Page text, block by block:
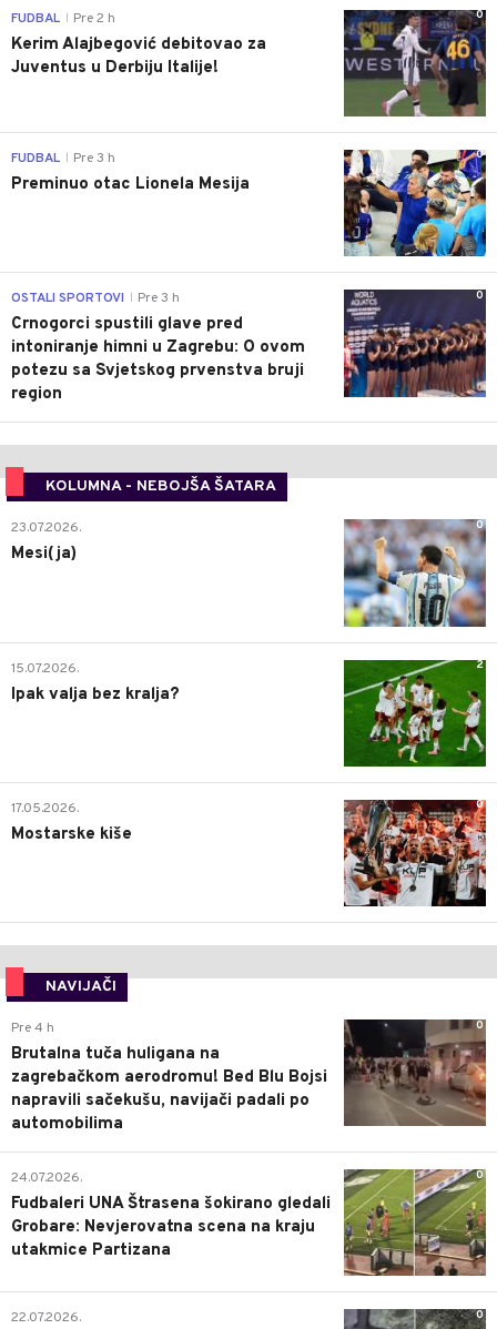
0
FUDBAL Pre 2 h
Kerim Alajbegović debitovao za
Juventus u Derbiju Italije!
0
FUDBAL Pre 3 h
Preminuo otac Lionela Mesija
0
OSTALI SPORTOVI Pre 3 h
Crnogorci spustili glave pred
intoniranje himni u Zagrebu: O ovom
potezu sa Svjetskog prvenstva bruji
region
KOLUMNA - NEBOJŠA ŠATARA
0
23.07.2026.
Mesi(ja)
2
15.07.2026.
Ipak valja bez kralja?
0
17.05.2026.
Mostarske kiše
NAVIJAČI
0
Pre 4 h
Brutalna tuča huligana na
zagrebačkom aerodromu! Bed Blu Bojsi
napravili sačekušu, navijači padali po
automobilima
0
24.07.2026.
Fudbaleri UNA Štrasena šokirano gledali
Grobare: Nevjerovatna scena na kraju
utakmice Partizana
0
22.07.2026.